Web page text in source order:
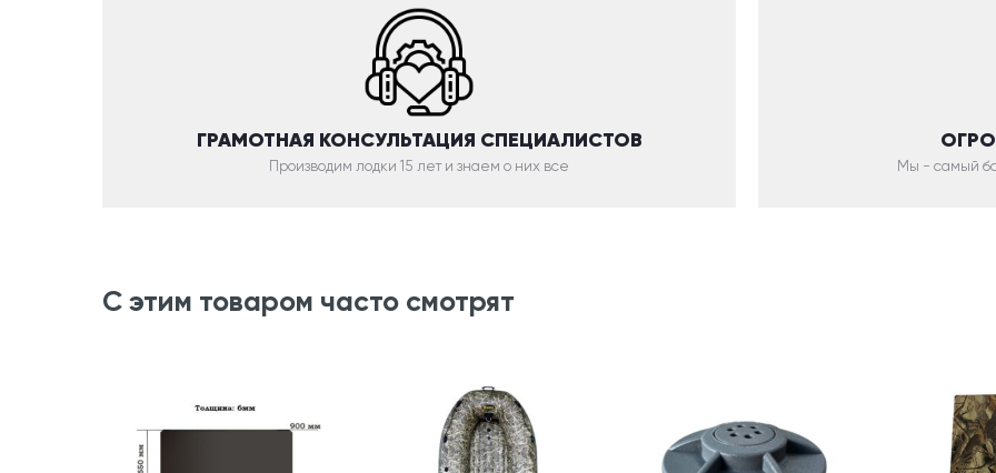
ГРАМОТНАЯ КОНСУЛЬТАЦИЯ СПЕЦИАЛИСТОВ
Производим лодки 15 лет и знаем о них все Мы - самый
С этим товаром часто смотрят